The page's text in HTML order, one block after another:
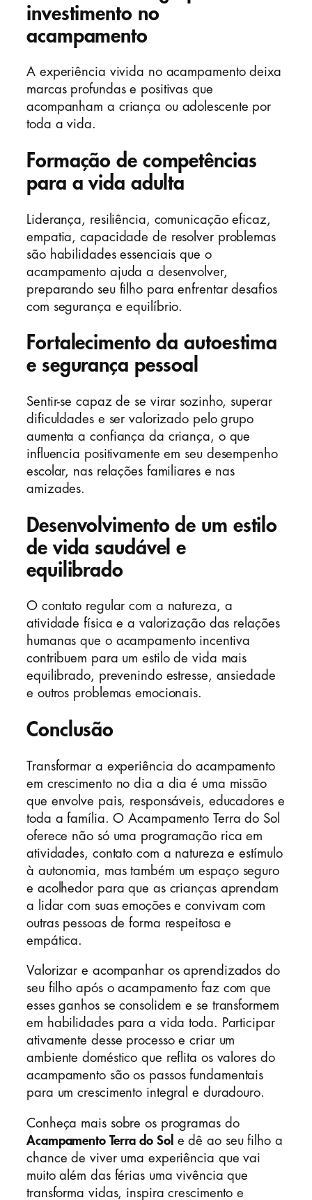
investimento no
acampamento
A experiência vivida no acampamento deixa
marcas profundas e positivas que
acompanham a criança ou adolescente por
toda a vida.
Formação de competências
para a vida adulta
Liderança, resiliência, comunicação eficaz,
empatia, capacidade de resolver problemas
são habilidades essenciais que o
acampamento ajuda a desenvolver,
preparando seu filho para enfrentar desafios
com segurança e equilíbrio.
Fortalecimento da autoestima
e segurança pessoal
Sentir-se capaz de se virar sozinho, superar
dificuldades e ser valorizado pelo grupo
aumenta a confiança da criança, o que
influencia positivamente em seu desempenho
escolar, nas relações familiares e nas
amizades.
Desenvolvimento de um estilo
de vida saudável e
equilibrado
O contato regular com a natureza, a
atividade física e a valorização das relações
humanas que o acampamento incentiva
contribuem para um estilo de vida mais
equilibrado, prevenindo estresse, ansiedade
e outros problemas emocionais.
Conclusão
Transformar a experiência do acampamento
em crescimento no dia a dia é uma missão
que envolve pais, responsáveis, educadores e
toda a família. O Acampamento Terra do Sol
oferece não só uma programação rica em
atividades, contato com a natureza e estímulo
à autonomia, mas também um espaço seguro
e acolhedor para que as crianças aprendam
a lidar com suas emoções e convivam com
outras pessoas de forma respeitosa e
empática.
Valorizar e acompanhar os aprendizados do
seu filho após o acampamento faz com que
esses ganhos se consolidem e se transformem
em habilidades para a vida toda. Participar
ativamente desse processo e criar um
ambiente doméstico que reflita os valores do
acampamento são os passos fundamentais
para um crescimento integral e duradouro.
Conheça mais sobre os programas do
Acampamento Terra do Sol e dê ao seu filho a
chance de viver uma experiência que vai
muito além das férias uma vivência que
transforma vidas, inspira crescimento e